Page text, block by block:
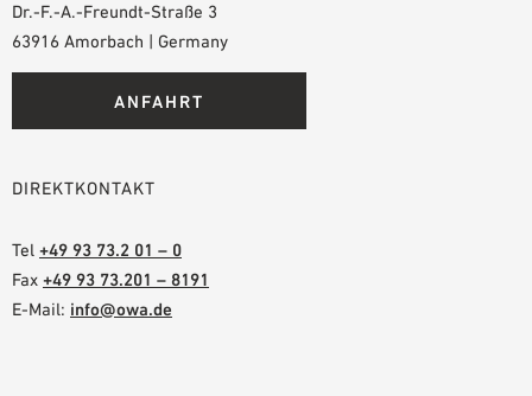
Dr.-F.-A.-Freundt-Straße 3
63916 Amorbach | Germany
ANFAHRT
DIREKTKONTAKT
Tel +49 93 73.2 01 – 0
Fax +49 93 73.201 – 8191
E-Mail: info@owa.de